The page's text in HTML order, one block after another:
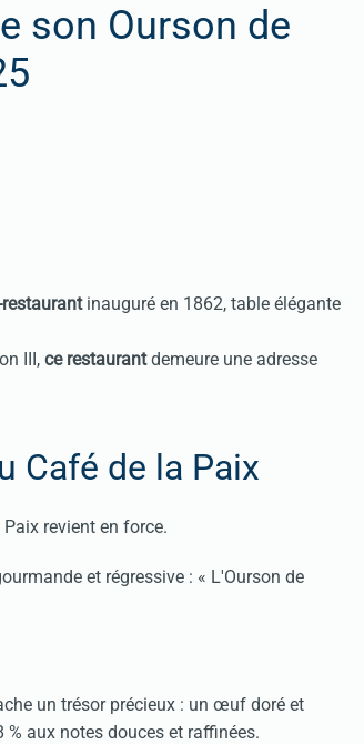
son Ourson de
inauguré en 1862, table élégante
III, ce restaurantdemeure une adresse
Café de la Paix
revient en force.
et régressive : « L'Ourson de
un trésor précieux : un œuf doré et
aux notes douces et raffinées.